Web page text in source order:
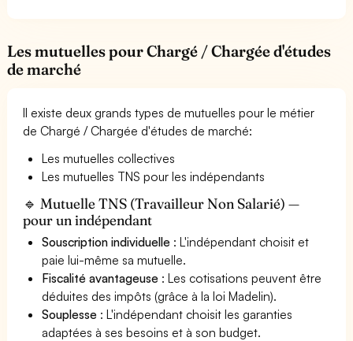
Les mutuelles pour Chargé / Chargée d'études
de marché
Il existe deux grands types de mutuelles pour le métier
de Chargé / Chargée d'études de marché:
Les mutuelles collectives
Les mutuelles TNS pour les indépendants
🔹 Mutuelle TNS (Travailleur Non Salarié) —
pour un indépendant
Souscription individuelle : L'indépendant choisit et
paie lui-même sa mutuelle.
Fiscalité avantageuse : Les cotisations peuvent être
déduites des impôts (grâce à la loi Madelin).
Souplesse : L'indépendant choisit les garanties
adaptées à ses besoins et à son budget.